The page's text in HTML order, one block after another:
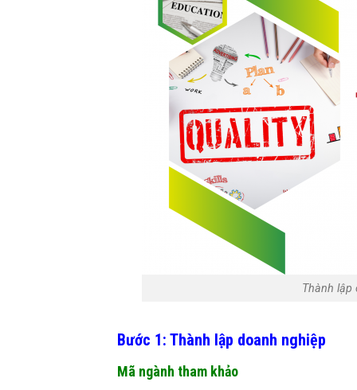
Thành lập
Bước 1: Thành lập doanh nghiệp
Mã ngành tham khảo